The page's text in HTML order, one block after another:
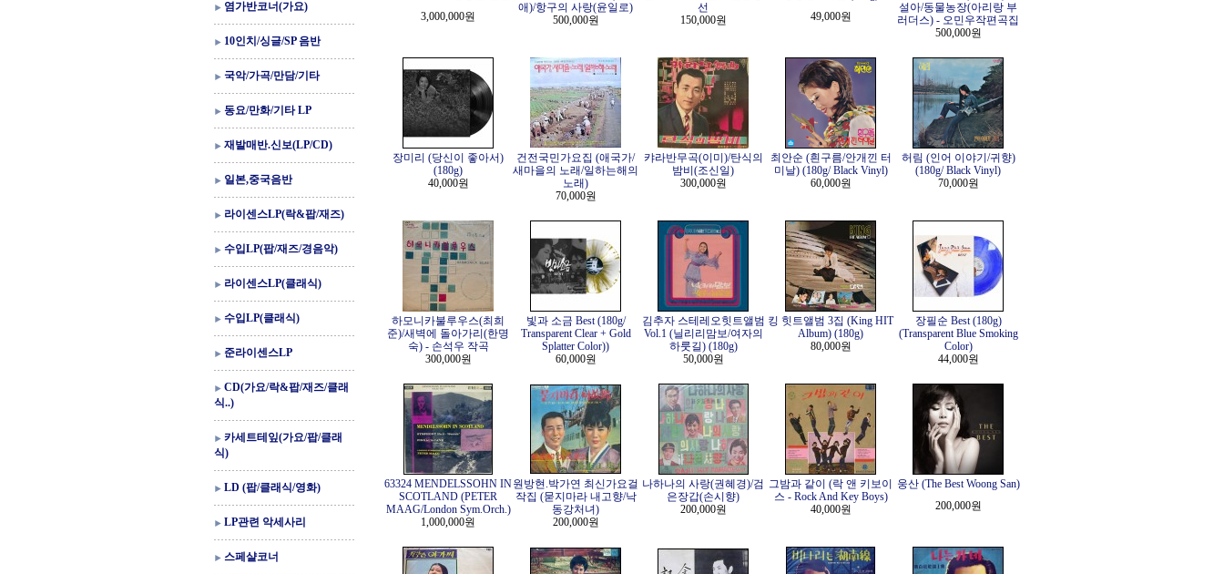
염가반코너(가요)
10인치/싱글/SP 음반
국악/가곡/만담/기타
동요/만화/기타 LP
재발매반.신보(LP/CD)
일본,중국음반
라이센스LP(락&팝/재즈)
수입LP(팝/재즈/경음악)
라이센스LP(클래식)
수입LP(클래식)
준라이센스LP
CD(가요/락&팝/재즈/클래
식..)
카세트테잎(가요/팝/클래
식)
LD (팝/클래식/영화)
LP관련 악세사리
스페샬코너
3,000,000원
애)/항구의 사랑(윤일로)
500,000원
선
150,000원
49,000원
설아/동물농장(아리랑 부
러더스) - 오민우작편곡집
500,000원
장미리 (당신이 좋아서)
(180g)
40,000원
건전국민가요집 (애국가/
새마을의 노래/일하는해의
노래)
70,000원
캬라반무곡(이미)/탄식의
밤비(조신일)
300,000원
최안순 (흰구름/안개낀 터
미날) (180g/ Black Vinyl)
60,000원
허림 (인어 이야기/귀향)
(180g/ Black Vinyl)
70,000원
하모니카불루우스(최희
준)/새벽에 돌아가리(한명
숙) - 손석우 작곡
300,000원
빛과 소금 Best (180g/
Transparent Clear + Gold
Splatter Color))
60,000원
김추자 스테레오힛트앨범
Vol.1 (닐리리맘보/여자의
하룻길) (180g)
50,000원
킹 힛트앨범 3집 (King HIT
Album) (180g)
80,000원
장필순 Best (180g)
(Transparent Blue Smoking
Color)
44,000원
63324 MENDELSSOHN IN
SCOTLAND (PETER
MAAG/London Sym.Orch.)
1,000,000원
원방현.박가연 최신가요걸
작집 (묻지마라 내고향/낙
동강처녀)
200,000원
나하나의 사랑(권혜경)/검
은장갑(손시향)
200,000원
그밤과 같이 (락 앤 키보이
스 - Rock And Key Boys)
40,000원
웅산 (The Best Woong San)
200,000원